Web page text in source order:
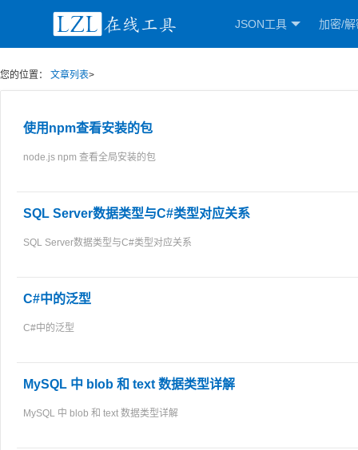
JSON工具 加密/解
您的位置： 文章列表>
使用npm查看安装的包
node.js npm 查看全局安装的包
SQL Server数据类型与C#类型对应关系
SQL Server数据类型与C#类型对应关系
C#中的泛型
C#中的泛型
MySQL 中 blob 和 text 数据类型详解
MySQL 中 blob 和 text 数据类型详解